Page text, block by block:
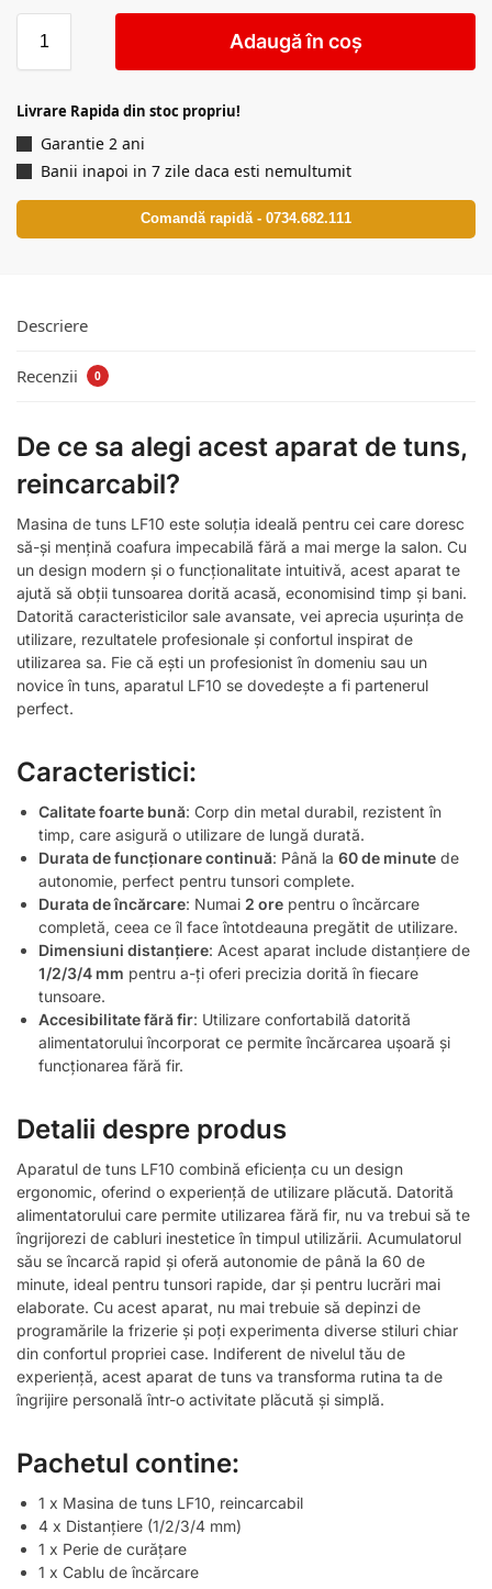
Adaugă în coș
Livrare Rapida din stoc propriu!
Garantie 2 ani
Banii inapoi in 7 zile daca esti nemultumit
Comandă rapidă - 0734.682.111
Descriere
Recenzii 0
De ce sa alegi acest aparat de tuns,
reincarcabil?
Masina de tuns LF10 este soluția ideală pentru cei care doresc
să-și mențină coafura impecabilă fără a mai merge la salon. Cu
un design modern și o funcționalitate intuitivă, acest aparat te
ajută să obții tunsoarea dorită acasă, economisind timp și bani.
Datorită caracteristicilor sale avansate, vei aprecia ușurința de
utilizare, rezultatele profesionale și confortul inspirat de
utilizarea sa. Fie că ești un profesionist în domeniu sau un
novice în tuns, aparatul LF10 se dovedește a fi partenerul
perfect.
Caracteristici:
Calitate foarte bună: Corp din metal durabil, rezistent în
timp, care asigură o utilizare de lungă durată.
Durata de funcționare continuă: Până la 60 de minute de
autonomie, perfect pentru tunsori complete.
Durata de încărcare: Numai 2 ore pentru o încărcare
completă, ceea ce îl face întotdeauna pregătit de utilizare.
Dimensiuni distanțiere: Acest aparat include distanțiere de
1/2/3/4 mm pentru a-ți oferi precizia dorită în fiecare
tunsoare.
Accesibilitate fără fir: Utilizare confortabilă datorită
alimentatorului încorporat ce permite încărcarea ușoară și
funcționarea fără fir.
Detalii despre produs
Aparatul de tuns LF10 combină eficiența cu un design
ergonomic, oferind o experiență de utilizare plăcută. Datorită
alimentatorului care permite utilizarea fără fir, nu va trebui să te
îngrijorezi de cabluri inestetice în timpul utilizării. Acumulatorul
său se încarcă rapid și oferă autonomie de până la 60 de
minute, ideal pentru tunsori rapide, dar și pentru lucrări mai
elaborate. Cu acest aparat, nu mai trebuie să depinzi de
programările la frizerie și poți experimenta diverse stiluri chiar
din confortul propriei case. Indiferent de nivelul tău de
experiență, acest aparat de tuns va transforma rutina ta de
îngrijire personală într-o activitate plăcută și simplă.
Pachetul contine:
1 x Masina de tuns LF10, reincarcabil
4 x Distanțiere (1/2/3/4 mm)
1 x Perie de curățare
1 x Cablu de încărcare